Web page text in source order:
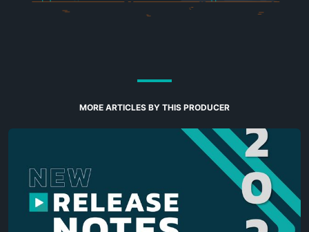
MORE ARTICLES BY THIS PRODUCER